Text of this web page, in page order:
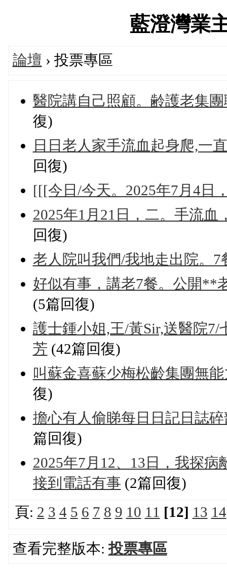
藍澄灣業
論壇 › 投票專區
醫院講自己照顧。齢護老集
復)
日日老人家手流血起身爬,一
回復)
[[[今日/今天。2025年7月4日
2025年1月21日，二。手流
回復)
老人院叫我們/我地走出院。
好似有事，講老7餐。公開**
(5篇回復)
護士鍾小姐,王/黃Sir,送醫院
芳 (42篇回復)
叫蘇金喜蘇少梅松齡集團無
復)
擔心有人偷睇每日日記日誌
篇回復)
2025年7月12、13日，我探
接到電話有事 (2篇回復)
頁: 2 3 4 5 6 7 8 9 10 11 [12] 13 14
查看完整版本:投票專區